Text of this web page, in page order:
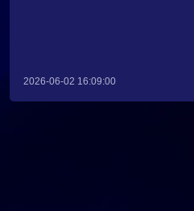
2026-06-02 16:09:00